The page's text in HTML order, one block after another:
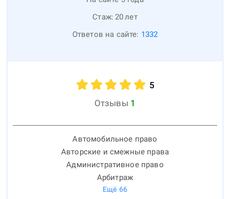
Стаж: 20лет
Ответов на сайте: 1332
5
Отзывы 1
Автомобильное право
Авторские и смежные права
Административное право
Арбитраж
Ещё 66